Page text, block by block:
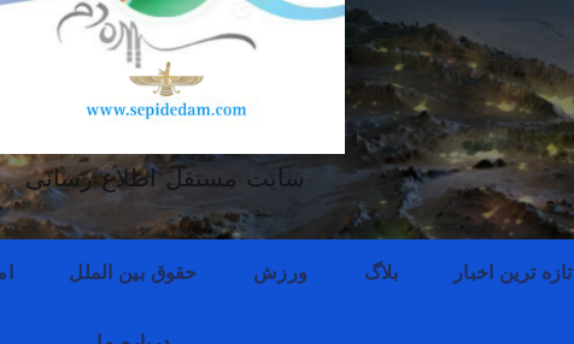
سایت مستقل اطلاع رسانی
تازه ترین اخبار بلاگ ورزش حقوق بین الملل